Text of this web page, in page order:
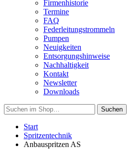
Firmenhistorie
Termine
FAQ
Federleitungstrommeln
Pumpen
Neuigkeiten
Entsorgungshinweise
Nachhaltigkeit
Kontakt
Newsletter
Downloads
Suchen
Start
Spritzentechnik
Anbauspritzen AS